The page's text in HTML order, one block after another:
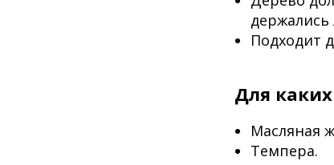
держались
Подходит
Для
Масляная
Темпера.